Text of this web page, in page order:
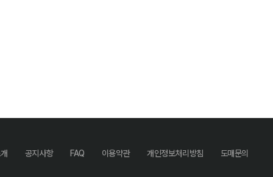
공지사항 FAQ 이용약관 개인정보처리방침 도매문의